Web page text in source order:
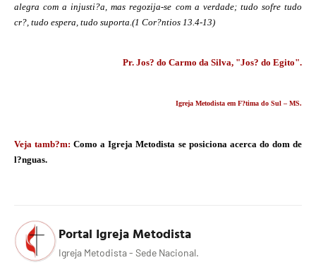
alegra com a injusti?a, mas regozija-se com a verdade; tudo sofre tudo
cr?, tudo espera, tudo suporta.(1 Cor?ntios 13.4-13)
Pr. Jos? do Carmo da Silva, "Jos? do Egito".
Igreja Metodista em F?tima do Sul – MS.
Veja tamb?m: Como a Igreja Metodista se posiciona acerca do dom de
l?nguas.
Portal Igreja Metodista
Igreja Metodista - Sede Nacional.